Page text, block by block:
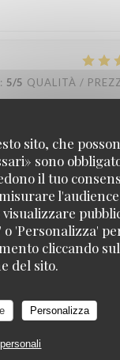
sito, che
sono
il tuo
'Personalizza'
cliccando
del sito.
Personalizza
: 5/5 QUALITÀ /
5/5 QUALITÀ /